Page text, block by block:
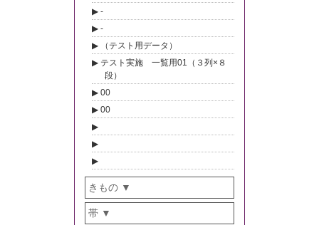
-
-
（テスト用データ）
テスト実施 一覧用01（３列×８
段）
00
00
きもの
帯